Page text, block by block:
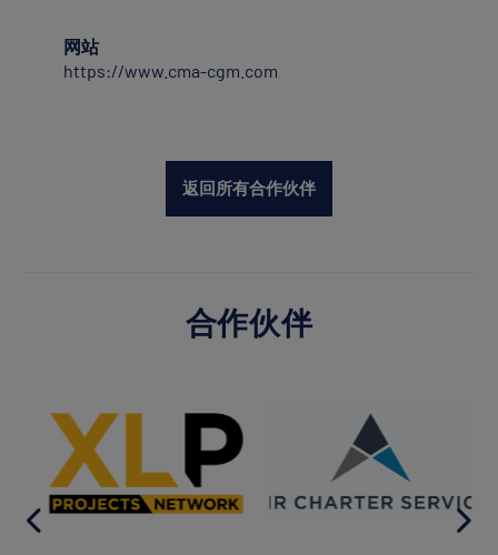
网站
https://www.cma-cgm.com
返回所有合作伙伴
合作伙伴